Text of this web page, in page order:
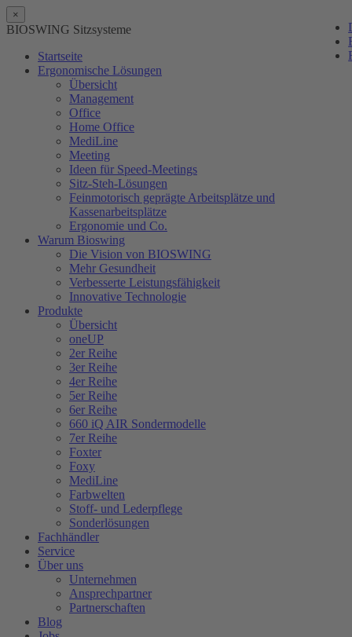
×
BIOSWING Sitzsysteme
Startseite
Ergonomische Lösungen
Übersicht
Management
Office
Home Office
MediLine
Meeting
Ideen für Speed-Meetings
Sitz-Steh-Lösungen
Feinmotorisch geprägte Arbeitsplätze und
Kassenarbeitsplätze
Ergonomie und Co.
Warum Bioswing
Die Vision von BIOSWING
Mehr Gesundheit
Verbesserte Leistungsfähigkeit
Innovative Technologie
Produkte
Übersicht
oneUP
2er Reihe
3er Reihe
4er Reihe
5er Reihe
6er Reihe
660 iQ AIR Sondermodelle
7er Reihe
Foxter
Foxy
MediLine
Farbwelten
Stoff- und Lederpflege
Sonderlösungen
Fachhändler
Service
Über uns
Unternehmen
Ansprechpartner
Partnerschaften
Blog